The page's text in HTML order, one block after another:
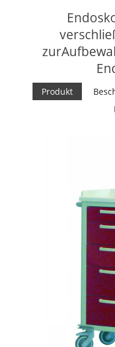
Produkt